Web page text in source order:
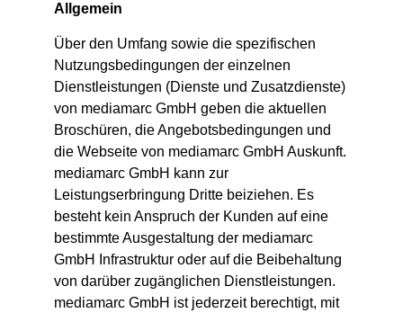
Allgemein
Über den Umfang sowie die spezifischen
Nutzungsbedingungen der einzelnen
Dienstleistungen (Dienste und Zusatzdienste)
von mediamarc GmbH geben die aktuellen
Broschüren, die Angebotsbedingungen und
die Webseite von mediamarc GmbH Auskunft.
mediamarc GmbH kann zur
Leistungserbringung Dritte beiziehen. Es
besteht kein Anspruch der Kunden auf eine
bestimmte Ausgestaltung der mediamarc
GmbH Infrastruktur oder auf die Beibehaltung
von darüber zugänglichen Dienstleistungen.
mediamarc GmbH ist jederzeit berechtigt, mit